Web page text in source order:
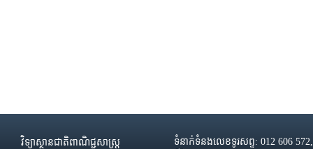
វិទ្យាស្ថានជាតិពាណិជ្ជសាស្រ្ដ
ទំនាក់ទំនងលេខទូរសព្ទ: 012 606